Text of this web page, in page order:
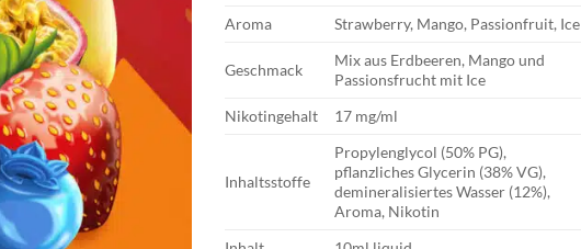
Aroma
Strawberry, Mango, Passionfruit, Ice
Geschmack
Mix aus Erdbeeren, Mango und
Passionsfrucht mit Ice
Nikotingehalt
17 mg/ml
Inhaltsstoffe
Propylenglycol (50% PG),
pflanzliches Glycerin (38% VG),
demineralisiertes Wasser (12%),
Aroma, Nikotin